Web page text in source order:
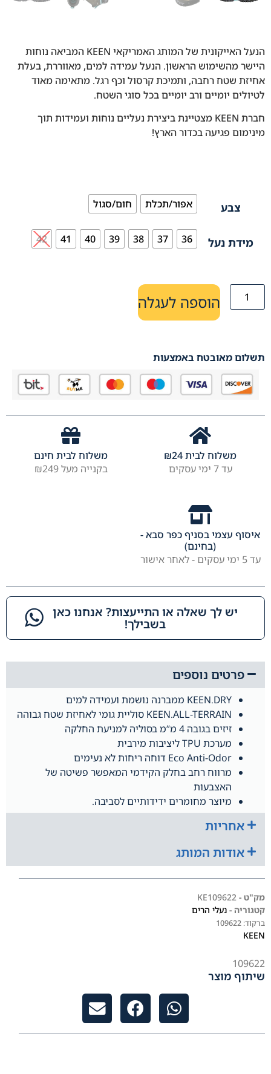
פרטים נוספים
KEEN.DRY ממברנה נושמת ועמידה למים
KEEN.ALL-TERRAIN סוליית גומי לאחיזת שטח גבוהה
זיזים בגובה 4 מ”מ בסוליה למניעת החלקה
מערכת TPU ליציבות מירבית
Eco Anti-Odor דוחה ריחות לא נעימים
מרווח רחב בחלק הקידמי המאפשר פשיטה של
האצבעות
מיוצר מחומרים ידידותיים לסביבה.
אחריות
אודות המותג
מק"ט - KE109622
קטגוריה - נעלי הרים
ברקוד: 109622
KEEN
109622
שיתוף מוצר
הנעל האייקונית של המותג האמריקאי KEEN המביאה נוחות
היישר מהשימוש הראשון. הנעל עמידה למים, מאווררת, בעלת
אחיזת שטח רחבה, ותמיכת קרסול וכף רגל. מתאימה מאוד
לטיולים יומיים ורב יומיים בכל סוגי השטח.
חברת KEEN מצטיינת ביצירת נעליים נוחות ועמידות תוך
מינימום פגיעה בכדור הארץ!
צבע אפור/תכלת חום/סגול
מידת נעל 36
37
38
39
40
41
42
הוספה לעגלה
תשלום מאובטח באמצעות
משלוח לבית ₪24
עד 7 ימי עסקים
משלוח לבית חינם
בקנייה מעל ₪249
איסוף עצמי בסניף כפר סבא -
(בחינם)
עד 5 ימי עסקים - לאחר אישור
יש לך שאלה או התייעצות? אנחנו כאן
בשבילך!​